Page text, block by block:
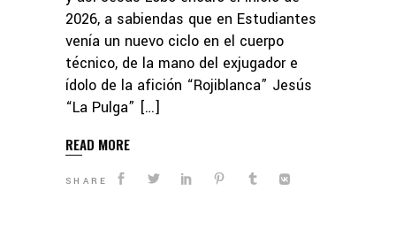
2026, a sabiendas que en Estudiantes
venía un nuevo ciclo en el cuerpo
técnico, de la mano del exjugador e
ídolo de la afición “Rojiblanca” Jesús
“La Pulga” […]
READ MORE
SHARE